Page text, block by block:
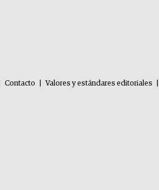
Contacto Valores y estándares editoriales